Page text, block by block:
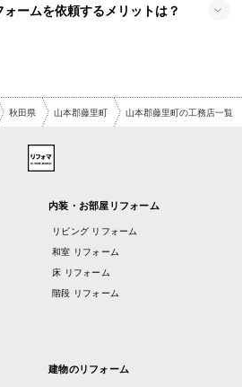
ームを依頼するメリットは？
秋田県 山本郡藤里町 山本郡藤里町の工務店一覧
内装・お部屋リフォーム
リビング リフォーム
和室 リフォーム
床 リフォーム
階段 リフォーム
建物のリフォーム